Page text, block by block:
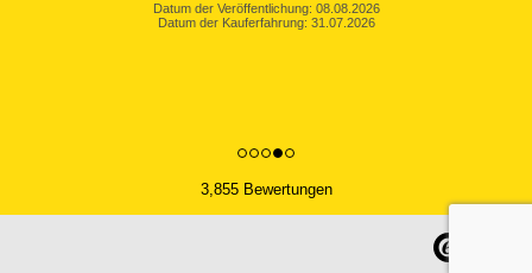
Datum der Veröffentlichung: 08.08.2026
Datum der Kauferfahrung: 31.07.2026
3,855 Bewertungen